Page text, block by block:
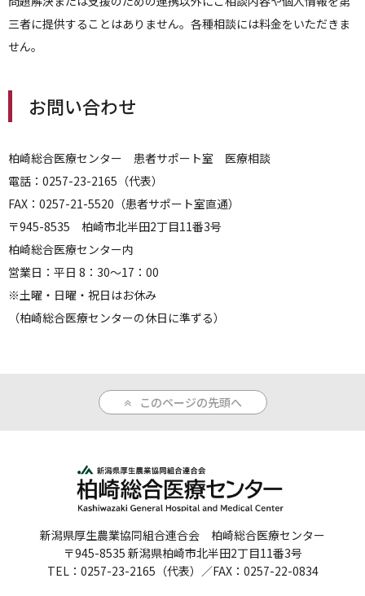
三者に提供することはありません。各種相談には料金をいただきま
せん。
お問い合わせ
柏崎総合医療センター 患者サポート室 医療相談
電話：0257-23-2165（代表）
FAX：0257-21-5520（患者サポート室直通）
〒945-8535 柏崎市北半田2丁目11番3号
柏崎総合医療センター内
営業日：平日 8：30～17：00
※土曜・日曜・祝日はお休み
（柏崎総合医療センターの休日に準ずる）
このページの先頭へ
新潟県厚生農業協同組合連合会 柏崎総合医療センター
〒945-8535 新潟県柏崎市北半田2丁目11番3号
TEL：0257-23-2165（代表）／FAX：0257-22-0834